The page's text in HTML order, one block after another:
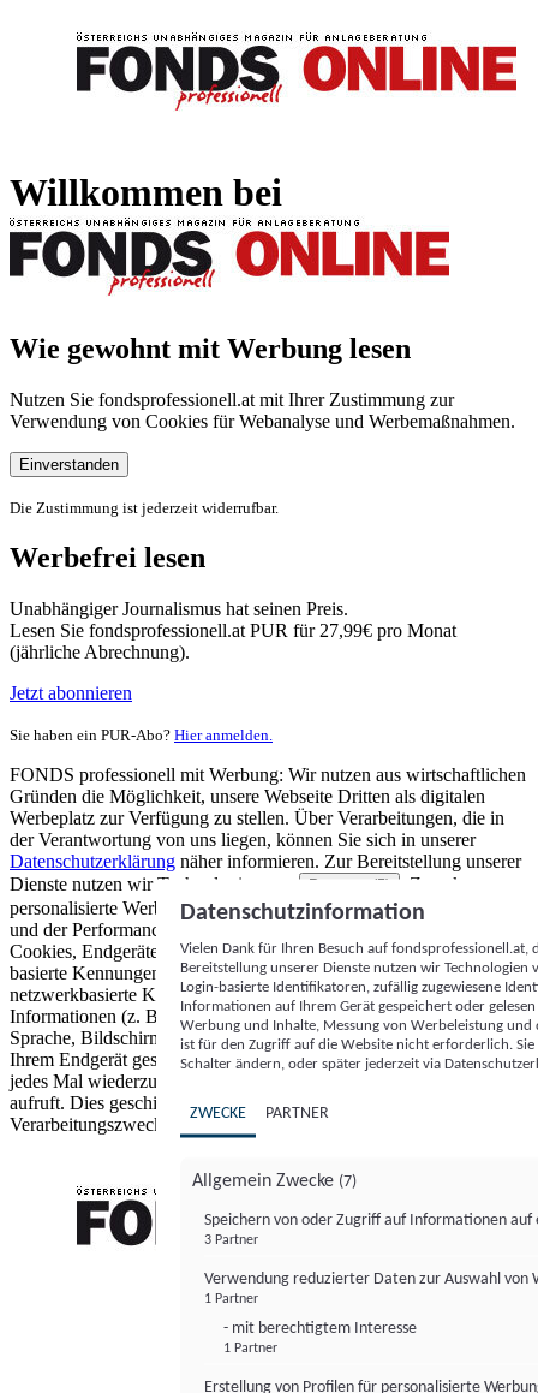
Willkommen bei
Wie gewohnt mit Werbung lesen
Nutzen Sie fondsprofessionell.at mit Ihrer Zustimmung zur
Verwendung von Cookies für Webanalyse und Werbemaßnahmen.
Einverstanden
Die Zustimmung ist jederzeit widerrufbar.
Werbefrei lesen
Unabhängiger Journalismus hat seinen Preis.
Lesen Sie fondsprofessionell.at PUR für 27,99€ pro Monat
(jährliche Abrechnung).
Jetzt abonnieren
Sie haben ein PUR-Abo? Hier anmelden.
FONDS professionell mit Werbung: Wir nutzen aus wirtschaftlichen
Gründen die Möglichkeit, unsere Webseite Dritten als digitalen
Werbeplatz zur Verfügung zu stellen. Über Verarbeitungen, die in
der Verantwortung von uns liegen, können Sie sich in unserer
Datenschutzerklärung näher informieren. Zur Bereitstellung unserer
Dienste nutzen wir Technologien von
Partnern (5)
. Zwecke:
personalisierte Werbung und Inhalte, Messung von Werbeleistung
und der Performance von Inhalten sowie Zielgruppenforschung.
Cookies, Endgeräte- oder ähnliche Online-Kennungen (z. B. login-
basierte Kennungen, zufällig generierte Kennungen,
netzwerkbasierte Kennungen) können zusammen mit anderen
Informationen (z. B. Browsertyp und Browserinformationen,
Sprache, Bildschirmgröße, unterstützte Technologien usw.) auf
Ihrem Endgerät gespeichert oder von dort ausgelesen werden, um es
jedes Mal wiederzuerkennen, wenn es eine App oder einer Webseite
aufruft. Dies geschieht für einen oder mehrere der hier aufgeführten
Verarbeitungszwecke.
Datenschutzinformation
Vielen Dank für Ihren Besuch auf
Bereitstellung unserer Dienste nutzen wir Technologien
Login-basierte Identifikatoren, zufällig zugewiesene
Informationen auf Ihrem Gerät gespeichert oder
Werbung und Inhalte, Messung von Werbeleistung
ist für den Zugriff auf die Website nicht erforderlich.
Schalter ändern, oder später jederzeit via
ZWECKE PARTNER
Allgemein Zwecke (7)
Speichern von oder Zugriff auf Informationen auf
3 Partner
Verwendung reduzierter Daten zur Auswahl von
1 Partner
- mit berechtigtem Interesse
1 Partner
Erstellung von Profilen für personalisierte
FONDS professionell